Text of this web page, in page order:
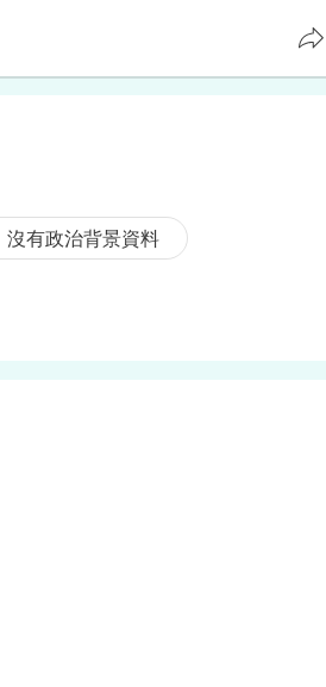
沒有政治背景資料